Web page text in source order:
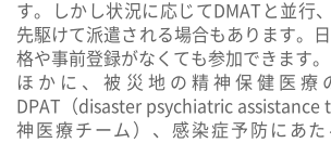
す。しかし状況に応じてDMATと並行
先駆けて派遣される場合もあります。
格や事前登録がなくても参加できます。
ほかに、被災地の精神保健医療
DPAT（disaster psychiatric assistance
神医療チーム）、感染症予防にあた